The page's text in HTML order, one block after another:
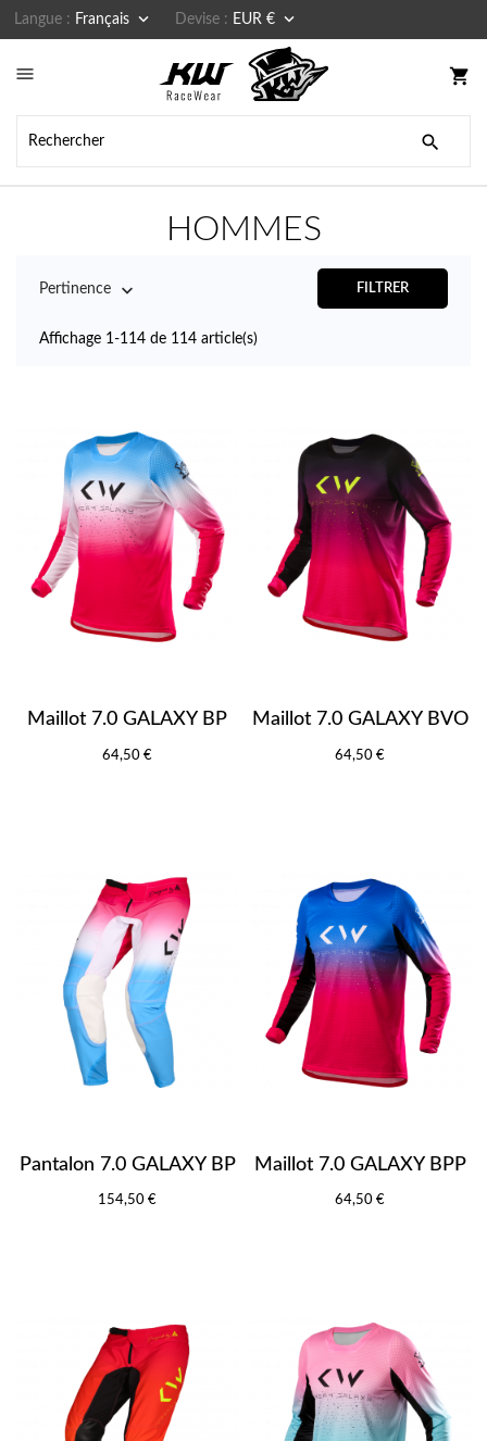
Langue : Français  Devise : EUR € 
 shopping_cart

HOMMES
Pertinence  FILTRER
Affichage 1-114 de 114 article(s)
Maillot 7.0 GALAXY BP
64,50 €
Maillot 7.0 GALAXY BVO
64,50 €
Pantalon 7.0 GALAXY BP
154,50 €
Maillot 7.0 GALAXY BPP
64,50 €